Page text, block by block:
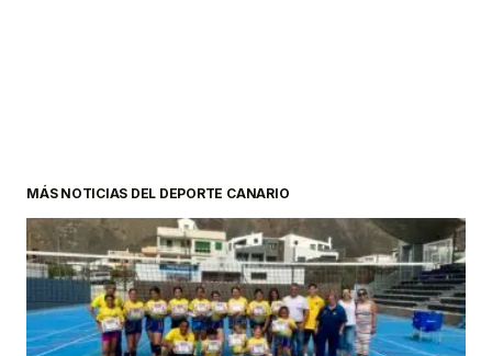
MÁS NOTICIAS DEL DEPORTE CANARIO